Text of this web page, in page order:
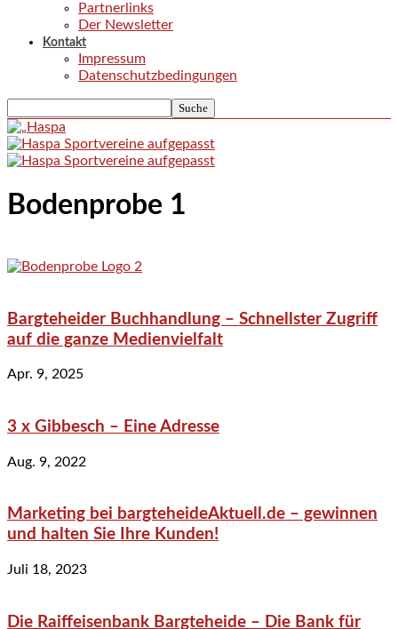
Partnerlinks
Der Newsletter
Kontakt
Impressum
Datenschutzbedingungen
Bodenprobe 1
Bargteheider Buchhandlung – Schnellster Zugriff
auf die ganze Medienvielfalt
Apr. 9, 2025
3 x Gibbesch – Eine Adresse
Aug. 9, 2022
Marketing bei bargteheideAktuell.de – gewinnen
und halten Sie Ihre Kunden!
Juli 18, 2023
Die Raiffeisenbank Bargteheide – Die Bank für